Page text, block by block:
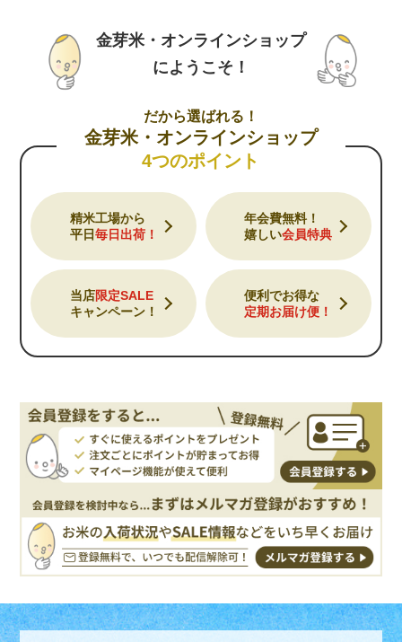
金芽米・オンラインショップ
にようこそ！
だから選ばれる！
金芽米・オンラインショップ
4つのポイント
精米工場から
平日毎日出荷！
年会費無料！
嬉しい会員特典
当店限定SALE
キャンペーン！
便利でお得な
定期お届け便！